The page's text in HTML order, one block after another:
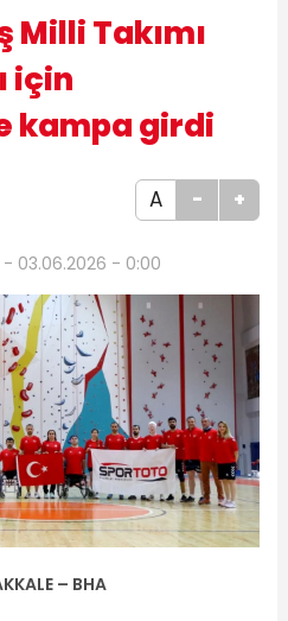
Milli Takımı
için
kampa girdi
A - +
- 03.06.2026 - 0:00
– BHA